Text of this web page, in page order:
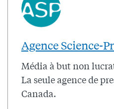
Agence Science-
Média à but non
La seule agence de
Canada.